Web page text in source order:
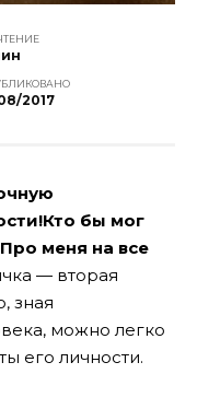
2017
бы мог
меня на все
— вторая
зная
можно легко
его личности.